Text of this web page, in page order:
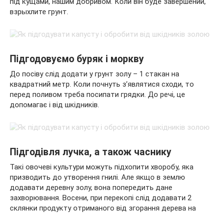
взрыхлите грунт.
Підгодовуємо буряк і моркву
До посіву слід додати у грунт золу – 1 стакан на
квадратний метр. Коли почнуть з’являтися сходи, то
перед поливом треба посипати грядки. До речі, це
допомагає і від шкідників.
Підгодівля лучка, а також часнику
Такі овочеві культури можуть підхопити хворобу, яка
призводить до утворення гнилі. Але якщо в землю
додавати деревну золу, вона попередить дане
захворювання. Восени, при перекопі слід додавати 2
склянки продукту отриманого від згорання дерева на